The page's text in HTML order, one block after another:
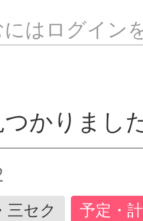
にはログイン
つかりまし
三セク 予定・